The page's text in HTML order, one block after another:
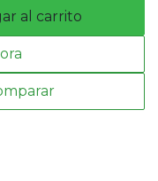
al carrito